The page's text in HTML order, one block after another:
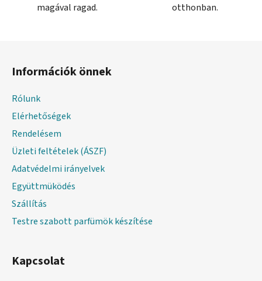
magával ragad.
otthonban.
Információk önnek
Rólunk
Elérhetőségek
Rendelésem
Üzleti feltételek (ÁSZF)
Adatvédelmi irányelvek
Együttmüködés
Szállítás
Testre szabott parfümök készítése
Kapcsolat